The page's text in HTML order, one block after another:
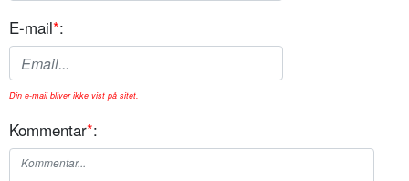
E-mail*:
Din e-mail bliver ikke vist på sitet.
Kommentar*: